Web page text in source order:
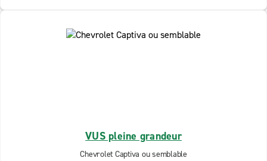
VUS pleine grandeur
Chevrolet Captiva ou semblable